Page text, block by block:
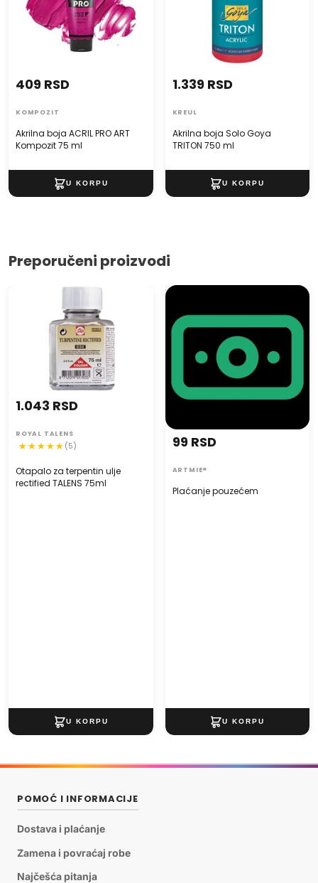
Akrilna boja ACRIL PRO ART
Kompozit 75 ml
409 RSD
KOMPOZIT
Akrilna boja Solo Goya
TRITON 750 ml
1.339 RSD
KREUL
Preporučeni proizvodi
Otapalo za terpentin ulje
rectified TALENS 75ml
Otapalo za terpentin ulje
rectified TALENS 75ml
1.043 RSD
ROYAL TALENS
(5)
Plaćanje pouzećem
Plaćanje pouzećem
99 RSD
ARTMIE®
POMOĆ I INFORMACIJE
Dostava i plaćanje
Zamena i povraćaj robe
Najčešća pitanja